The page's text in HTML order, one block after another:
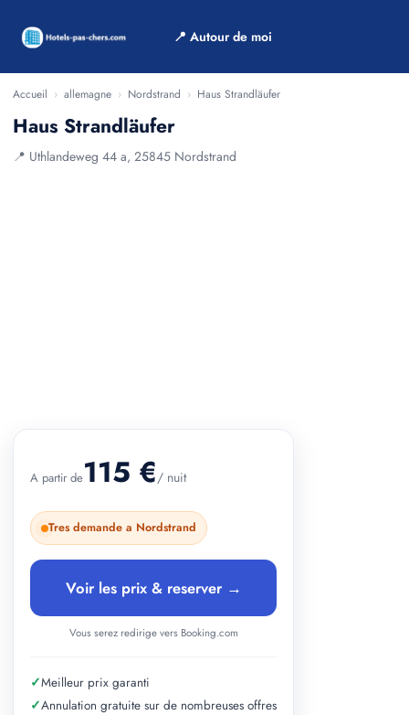
📍 Autour de moi
Accueil › allemagne › Nordstrand › Haus Strandläufer
Haus Strandläufer
📍 Uthlandeweg 44 a, 25845 Nordstrand
A partir de115 €/ nuit
Tres demande a Nordstrand
Voir les prix & reserver →
Vous serez redirige vers Booking.com
✓Meilleur prix garanti
✓Annulation gratuite sur de nombreuses offres